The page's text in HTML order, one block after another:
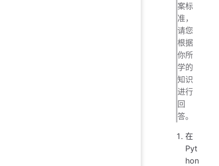
案标
准，
请您
根据
你所
学的
知识
进行
回
答。
在
Pyt
hon